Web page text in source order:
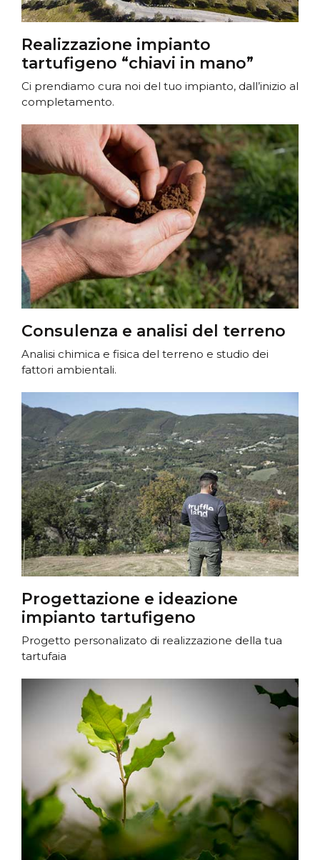
Realizzazione impianto
tartufigeno “chiavi in mano”
Ci prendiamo cura noi del tuo impianto, dall’inizio al
completamento.
Consulenza e analisi del terreno
Analisi chimica e fisica del terreno e studio dei
fattori ambientali.
Progettazione e ideazione
impianto tartufigeno
Progetto personalizato di realizzazione della tua
tartufaia